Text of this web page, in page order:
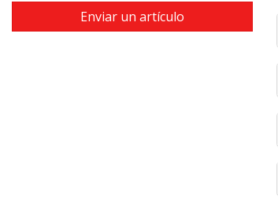
Enviar un artículo